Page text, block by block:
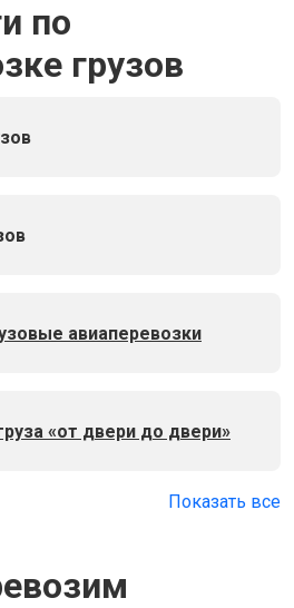
по
грузов
авиаперевозки
«от двери до двери»
Показать все